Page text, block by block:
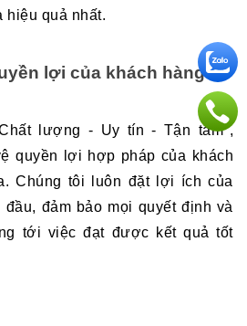
hiệu quả nhất.
lợi của khách hàng
lượng - Uy tín - Tận tâm",
quyền lợi hợp pháp của khách
Chúng tôi luôn đặt lợi ích của
đảm bảo mọi quyết định và
tới việc đạt được kết quả tốt